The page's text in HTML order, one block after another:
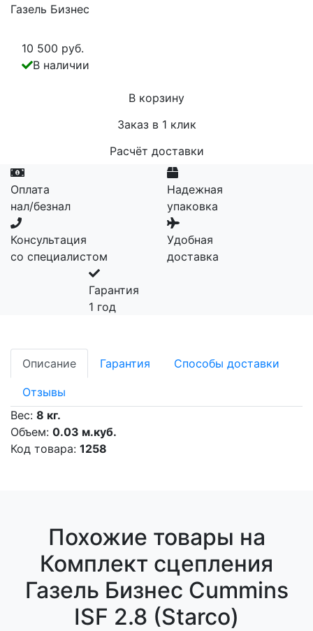
Газель Бизнес
10 500 руб.
В наличии
В корзину
Заказ в 1 клик
Расчёт доставки
Оплата
нал/безнал
Надежная
упаковка
Консультация
со специалистом
Удобная
доставка
Гарантия
1 год
Описание Гарантия Способы доставки
Отзывы
Вес: 8 кг.
Объем: 0.03 м.куб.
Код товара: 1258
Похожие товары на
Комплект сцепления
Газель Бизнес Cummins
ISF 2.8 (Starco)